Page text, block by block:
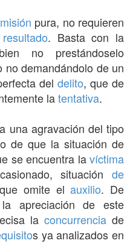
pura, no requieren
resultado. Basta con la
no prestándoselo
demandándolo de un
del delito, que de
latentativa.
una agravación del tipo
de que la situación de
se encuentra lavíctima
situaciónde
omite elauxilio. De
apreciación de este
la concurrenciade
s ya analizados en